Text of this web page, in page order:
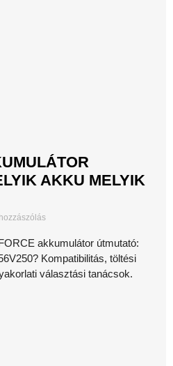
AKKU MELYIK
akkumulátor útmutató:
Kompatibilitás, töltési
választási tanácsok.